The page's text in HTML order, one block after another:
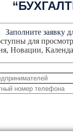
Заполните заявку
для
Новации,